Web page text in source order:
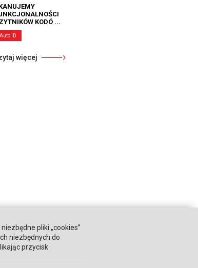
KODÓ ...
Auto ID
więcej
pliki „cookies”
niezbędnych do
przycisk